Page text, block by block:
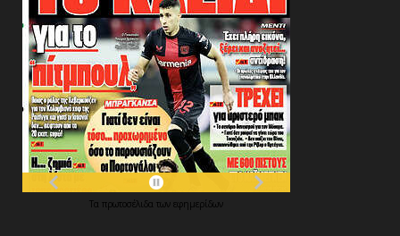
Τα πρωτοσέλιδα των εφημερίδων